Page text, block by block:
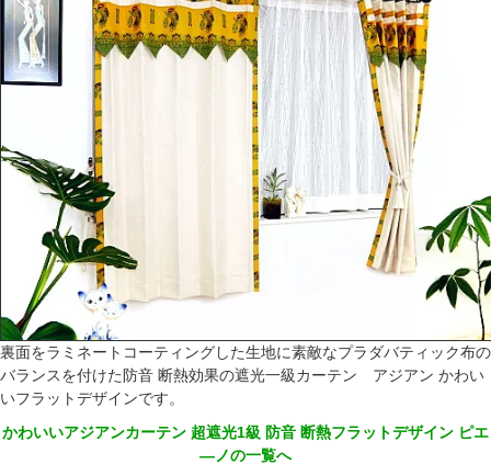
裏面をラミネートコーティングした生地に素敵なプラダバティック布の
バランスを付けた防音 断熱効果の遮光一級カーテン アジアン かわい
いフラットデザインです。
かわいいアジアンカーテン 超遮光1級 防音 断熱フラットデザイン ピエ
―ノの一覧へ